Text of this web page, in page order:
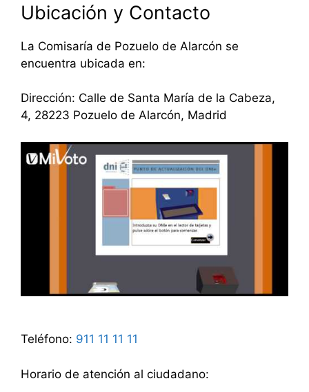
Ubicación y Contacto
La Comisaría de Pozuelo de Alarcón se
encuentra ubicada en:
Dirección: Calle de Santa María de la Cabeza,
4, 28223 Pozuelo de Alarcón, Madrid
Teléfono: 911 11 11 11
Horario de atención al ciudadano: